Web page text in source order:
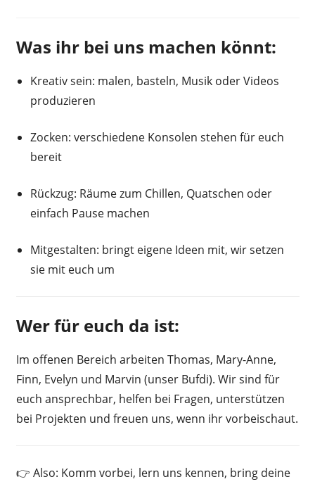
Was ihr bei uns machen könnt:
Kreativ sein: malen, basteln, Musik oder Videos
produzieren
Zocken: verschiedene Konsolen stehen für euch
bereit
Rückzug: Räume zum Chillen, Quatschen oder
einfach Pause machen
Mitgestalten: bringt eigene Ideen mit, wir setzen
sie mit euch um
Wer für euch da ist:
Im offenen Bereich arbeiten Thomas, Mary-Anne,
Finn, Evelyn und Marvin (unser Bufdi). Wir sind für
euch ansprechbar, helfen bei Fragen, unterstützen
bei Projekten und freuen uns, wenn ihr vorbeischaut.
👉 Also: Komm vorbei, lern uns kennen, bring deine